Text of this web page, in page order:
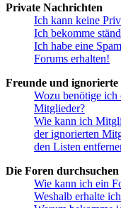
Private Nachrichten
Ich kann keine
Ich bekomme
Ich habe eine
Forums erhalten!
Freunde und
Wozu benötige ich
Mitglieder?
Wie kann ich
der ignorierten
den Listen
Die Foren durchsuchen
Wie kann ich ein
Weshalb erhalte